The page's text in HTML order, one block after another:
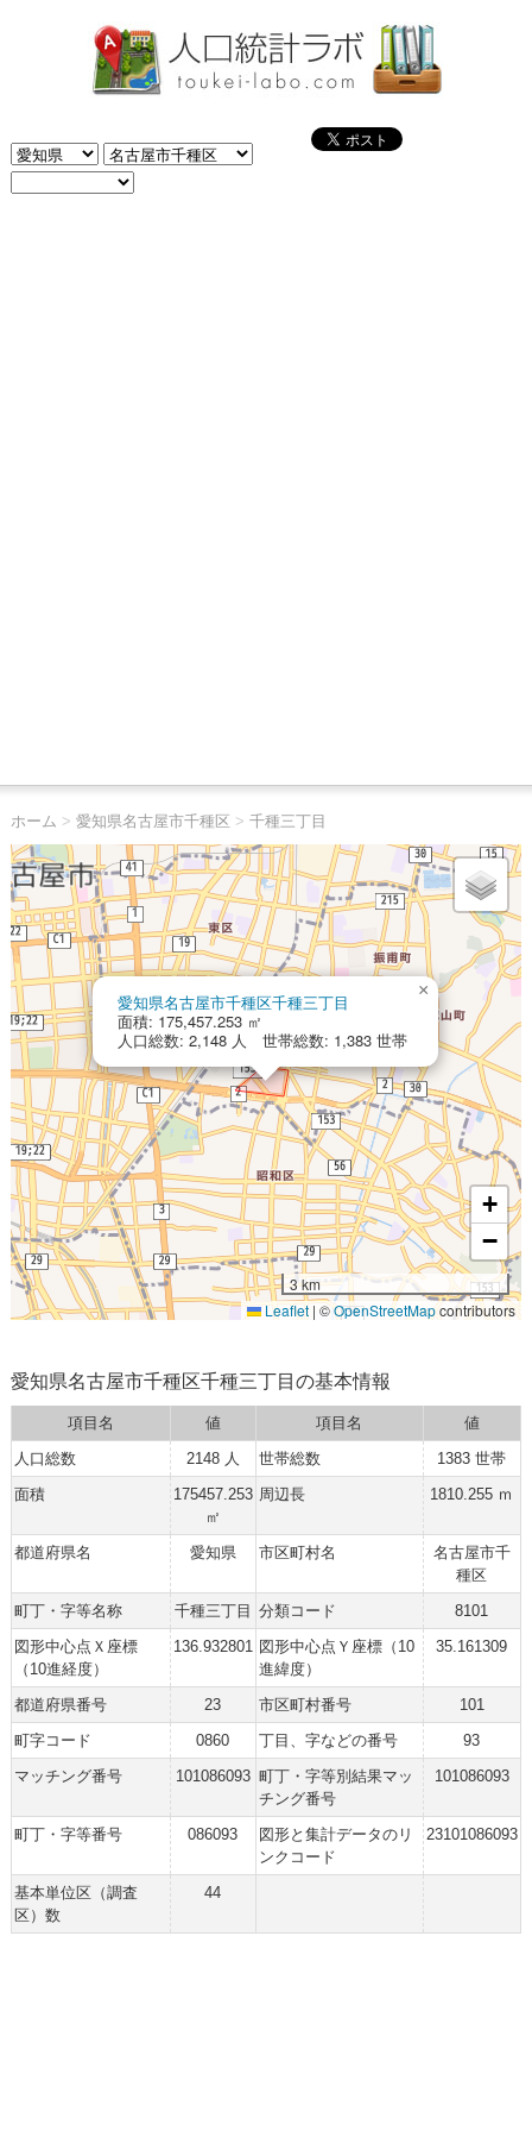
ホーム > 愛知県名古屋市千種区 > 千種三丁目
愛知県名古屋市千種区千種三丁目
面積: 175,457.253 ㎡
人口総数: 2,148 人 世帯総数: 1,383 世帯
×
+
−
3 km
Leaflet | ©OpenStreetMapcontributors
愛知県名古屋市千種区千種三丁目の基本情報
項目名 値 項目名
値
人口総数
2148 人 世帯総数
1383 世帯
面積
175457.253
㎡
周辺長 1810.255 ｍ
都道府県名 愛知県 市区町村名
名古屋市千
種区
町丁・字等名称
千種三丁目 分類コード
8101
図形中心点Ｘ座標
（10進経度）
136.932801 図形中心点Ｙ座標（10
進緯度）
35.161309
都道府県番号 23 市区町村番号
101
町字コード
0860 丁目、字などの番号
93
マッチング番号
101086093 町丁・字等別結果マッ
チング番号
101086093
町丁・字等番号 086093
図形と集計データのリ
ンクコード
23101086093
基本単位区（調査
区）数
44